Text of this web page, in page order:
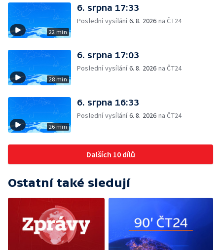
22 min
6. srpna 17:33
Poslední vysílání6. 8. 2026 na ČT24
28 min
6. srpna 17:03
Poslední vysílání6. 8. 2026 na ČT24
26 min
6. srpna 16:33
Poslední vysílání6. 8. 2026 na ČT24
Dalších 10 dílů
Ostatní také sledují